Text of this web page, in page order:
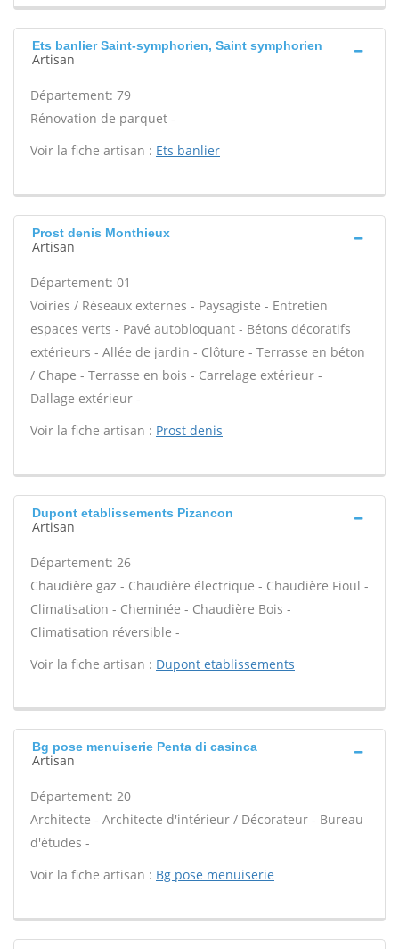
Ets banlier Saint-symphorien, Saint symphorien
Artisan
Département: 79
Rénovation de parquet -
Voir la fiche artisan : Ets banlier
Prost denis Monthieux
Artisan
Département: 01
Voiries / Réseaux externes - Paysagiste - Entretien
espaces verts - Pavé autobloquant - Bétons décoratifs
extérieurs - Allée de jardin - Clôture - Terrasse en béton
/ Chape - Terrasse en bois - Carrelage extérieur -
Dallage extérieur -
Voir la fiche artisan : Prost denis
Dupont etablissements Pizancon
Artisan
Département: 26
Chaudière gaz - Chaudière électrique - Chaudière Fioul -
Climatisation - Cheminée - Chaudière Bois -
Climatisation réversible -
Voir la fiche artisan : Dupont etablissements
Bg pose menuiserie Penta di casinca
Artisan
Département: 20
Architecte - Architecte d'intérieur / Décorateur - Bureau
d'études -
Voir la fiche artisan : Bg pose menuiserie